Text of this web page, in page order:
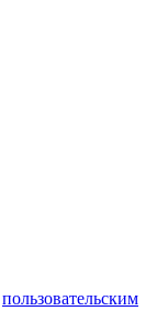
пользовательским